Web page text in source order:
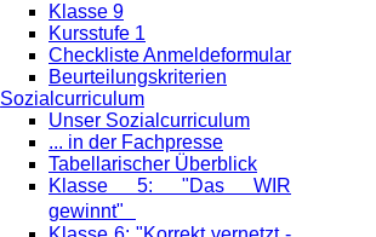
Klasse 9
Kursstufe 1
Checkliste Anmeldeformular
Beurteilungskriterien
Sozialcurriculum
Unser Sozialcurriculum
... in der Fachpresse
Tabellarischer Überblick
Klasse 5: "Das WIR
gewinnt"